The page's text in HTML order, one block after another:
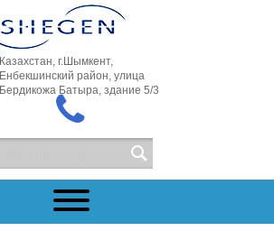
Казахстан, г.Шымкент,
Енбекшинский район, улица
Бердикожа Батыра, здание 5/3